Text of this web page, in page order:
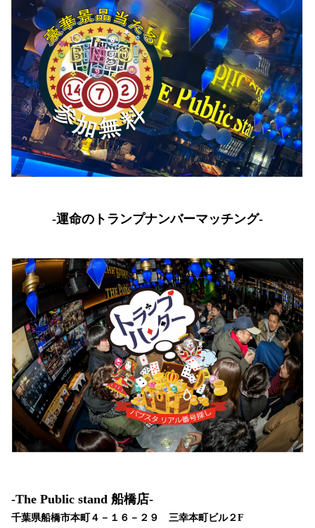
-運命のトランプナンバーマッチング-
-The Public stand 船橋店-
千葉県船橋市本町４－１６－２９ 三幸本町ビル２F